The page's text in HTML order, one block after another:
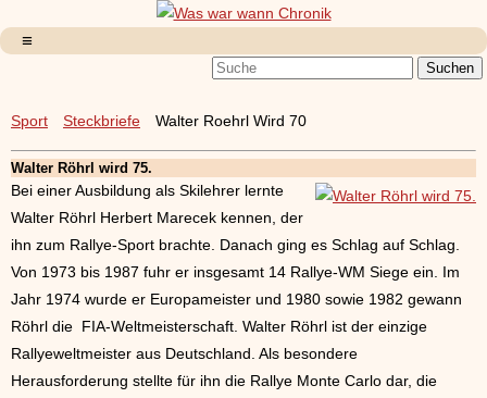
Sport Steckbriefe Walter Roehrl Wird 70
Walter Röhrl wird 75.
Bei einer Ausbildung als Skilehrer lernte
Walter Röhrl Herbert Marecek kennen, der
ihn zum Rallye-Sport brachte. Danach ging es Schlag auf Schlag.
Von 1973 bis 1987 fuhr er insgesamt 14 Rallye-WM Siege ein. Im
Jahr 1974 wurde er Europameister und 1980 sowie 1982 gewann
Röhrl die FIA-Weltmeisterschaft. Walter Röhrl ist der einzige
Rallyeweltmeister aus Deutschland. Als besondere
Herausforderung stellte für ihn die Rallye Monte Carlo dar, die